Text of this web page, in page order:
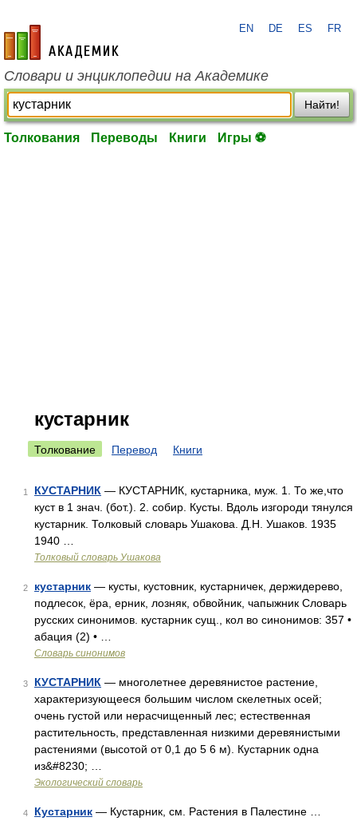
academic.ru
EN DE ES FR
Словари и энциклопедии на Академике
Найти!
Толкования Переводы Книги Игры ⚽
кустарник
Толкование Перевод Книги
1 КУСТАРНИК — КУСТАРНИК, кустарника, муж. 1. То же,что
куст в 1 знач. (бот.). 2. собир. Кусты. Вдоль изгороди тянулся
кустарник. Толковый словарь Ушакова. Д.Н. Ушаков. 1935
1940 …
Толковый словарь Ушакова
2 кустарник — кусты, кустовник, кустарничек, держидерево,
подлесок, ёра, ерник, лозняк, обвойник, чапыжник Словарь
русских синонимов. кустарник сущ., кол во синонимов: 357 •
абация (2) • …
Словарь синонимов
3 КУСТАРНИК — многолетнее деревянистое растение,
характеризующееся большим числом скелетных осей;
очень густой или нерасчищенный лес; естественная
растительность, представленная низкими деревянистыми
растениями (высотой от 0,1 до 5 6 м). Кустарник одна
из&#8230; …
Экологический словарь
4 Кустарник — Кустарник, см. Растения в Палестине …